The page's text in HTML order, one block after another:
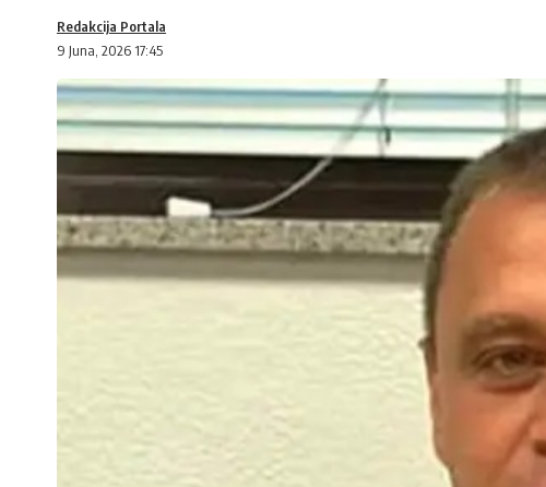
9 Juna, 2026 17:45
Redakcija Portala